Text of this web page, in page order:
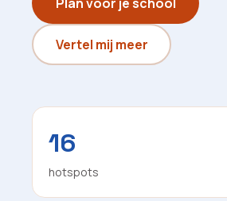
Vertel mij meer
16
hotspots